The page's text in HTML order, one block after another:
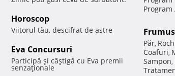
Horoscop
Viitorul tău, descifrat de astre
Eva Concursuri
Participă şi câştigă cu Eva premii
senzaţionale
Program
Păr,
Coafuri,
Sampon,